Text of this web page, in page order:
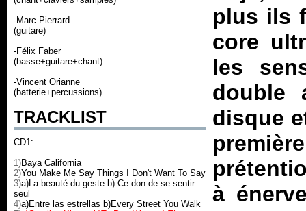
-Marc Pierrard
(guitare)
-Félix Faber
(basse+guitare+chant)
-Vincent Orianne
(batterie+percussions)
TRACKLIST
CD1:
1)Baya California
2)You Make Me Say Things I Don't Want To Say
3)a)La beauté du geste b) Ce don de se sentir
seul
4)a)Entre las estrellas b)Every Street You Walk
plus ils
core
les
double
disque
à